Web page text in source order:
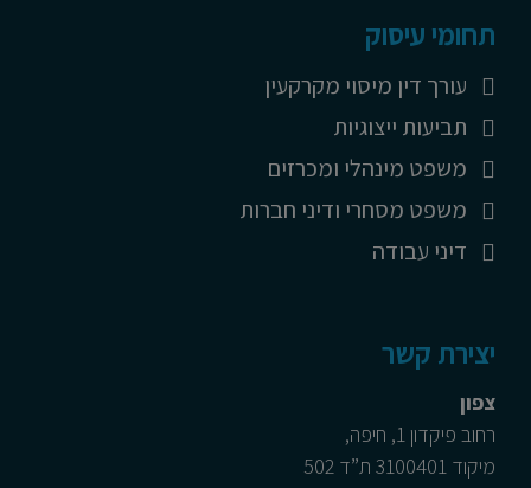
תחומי עיסוק
עורך דין מיסוי מקרקעין
תביעות ייצוגיות
משפט מינהלי ומכרזים
משפט מסחרי ודיני חברות
דיני עבודה
יצירת קשר
צפון
רחוב פיקדון 1, חיפה,
מיקוד 3100401 ת”ד 502